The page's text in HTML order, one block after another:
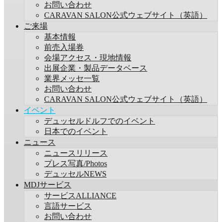
お問い合わせ
CARAVAN SALON公式ウェブサイト（英語）
ご来場
基本情報
前売入場券
会場アクセス・現地情報
出展企業・製品データベース
業界メッセ一覧
お問い合わせ
CARAVAN SALON公式ウェブサイト（英語）
イベント
デュッセルドルフでのイベント
日本でのイベント
ニュース
ニュースリリース
プレス写真/Photos
デュッセルNEWS
MDJサービス
サービスALLIANCE
言語サービス
お問い合わせ